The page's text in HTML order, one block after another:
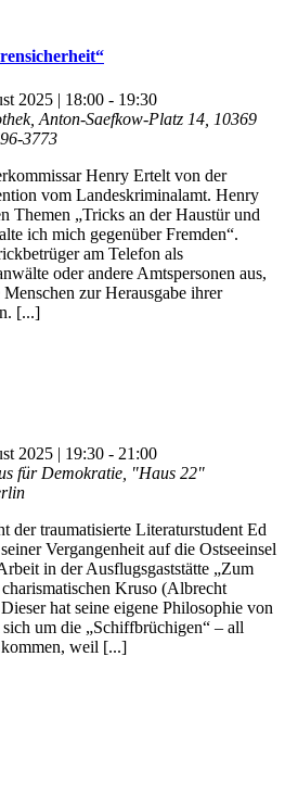
2025 | 18:00 - 19:30
Anton-Saefkow-Platz 14, 10369
3773
Henry Ertelt von der
vom Landeskriminalamt. Henry
Themen „Tricks an der Haustür und
ich mich gegenüber Fremden“.
am Telefon als
oder andere Amtspersonen aus,
zur Herausgabe ihrer
[...]
2025 | 19:30 - 21:00
für Demokratie, "Haus 22"
der traumatisierte Literaturstudent Ed
Vergangenheit auf die Ostseeinsel
in der Ausflugsgaststätte „Zum
Kruso (Albrecht
hat seine eigene Philosophie von
um die „Schiffbrüchigen“ – all
weil [...]